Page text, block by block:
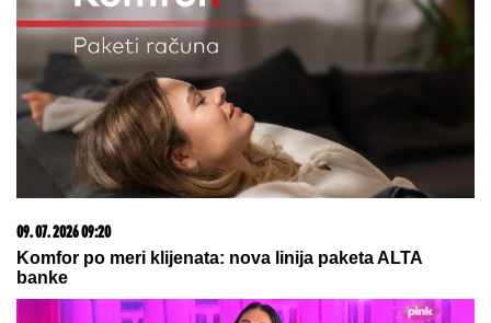
Zašto je važno ići na liturgiju: Nedeljom se porodica
okuplja pred Bogom
23. 07. 2026 12:47